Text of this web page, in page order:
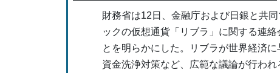
財務省は12日、金融庁および日銀と共
ックの仮想通貨「リブラ」に関する連絡
とを明らかにした。リブラが世界経済に
資金洗浄対策など、広範な議論が行われ